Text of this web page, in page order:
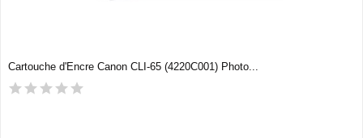
Cartouche d'Encre Canon CLI-65 (4220C001) Photo...